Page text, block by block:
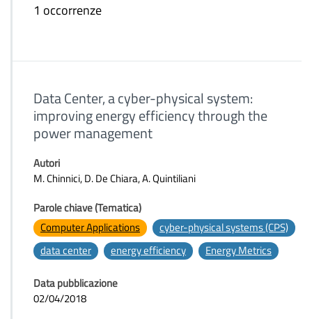
1 occorrenze
Data Center, a cyber-physical system:
improving energy efficiency through the
power management
Autori
M. Chinnici, D. De Chiara, A. Quintiliani
Parole chiave (Tematica)
Computer Applications
cyber-physical systems (CPS)
data center
energy efficiency Energy Metrics
Data pubblicazione
02/04/2018